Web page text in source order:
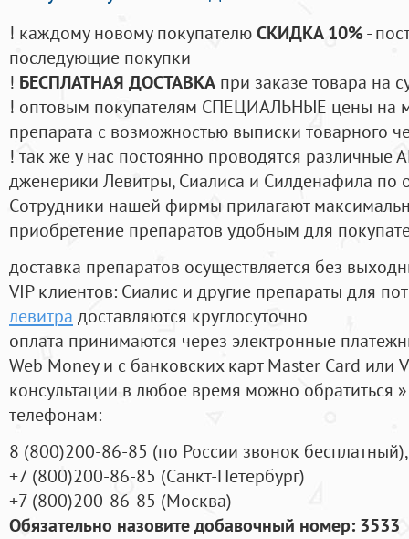
! каждому новому покупателюСКИДКА 10%-
последующие покупки
! БЕСПЛАТНАЯ ДОСТАВКА при заказе товара на
! оптовым покупателям СПЕЦИАЛЬНЫЕ цены на
препарата с возможностью выписки товарного
! так же у нас постоянно проводятся
дженерики Левитры, Сиалиса и Силденафила по
Cотрудники нашей фирмы прилагают
приобретение препаратов удобным для
доставка препаратов осуществляется без
VIP клиентов: Сиалис и другие препараты для
левитра доставляются круглосуточно
оплата принимаются через электронные
Web Money и с банковских карт Master Card или
консультации в любое время можно обратиться
телефонам:
8 (800)200-86-85 (по России звонок бесплатный),
+7 (800)200-86-85 (Санкт-Петербург)
+7 (800)200-86-85 (Москва)
Обязательно назовите добавочный номер: 3533